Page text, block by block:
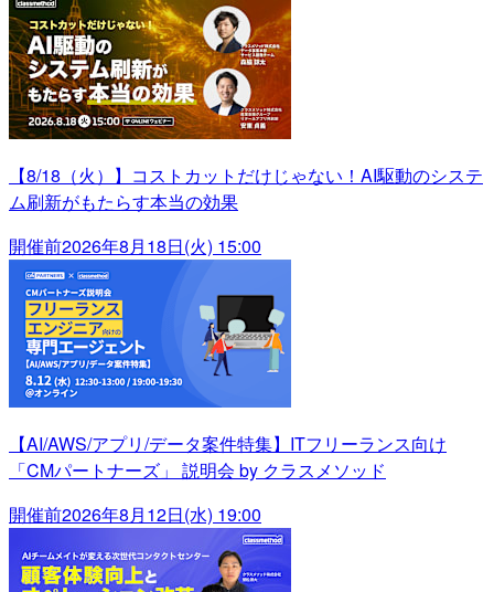
【8/18（火）】コストカットだけじゃない！AI駆動のシステ
ム刷新がもたらす本当の効果
開催前2026年8月18日(火) 15:00
【AI/AWS/アプリ/データ案件特集】ITフリーランス向け
「CMパートナーズ」 説明会 by クラスメソッド
開催前2026年8月12日(水) 19:00